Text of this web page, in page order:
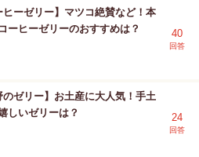
ヒーゼリー】マツコ絶賛など！本
ーヒーゼリーのおすすめは？
40
回答
のゼリー】お土産に大人気！手土
しいゼリーは？
24
回答